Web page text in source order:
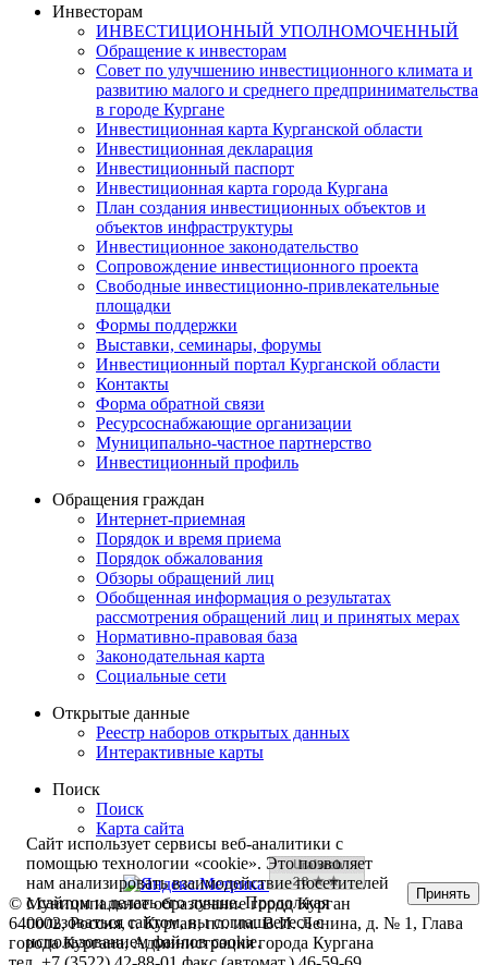
Инвесторам
ИНВЕСТИЦИОННЫЙ УПОЛНОМОЧЕННЫЙ
Обращение к инвесторам
Совет по улучшению инвестиционного климата и
развитию малого и среднего предпринимательства
в городе Кургане
Инвестиционная карта Курганской области
Инвестиционная декларация
Инвестиционный паспорт
Инвестиционная карта города Кургана
План создания инвестиционных объектов и
объектов инфраструктуры
Инвестиционное законодательство
Сопровождение инвестиционного проекта
Свободные инвестиционно-привлекательные
площадки
Формы поддержки
Выставки, семинары, форумы
Инвестиционный портал Курганской области
Контакты
Форма обратной связи
Ресурсоснабжающие организации
Муниципально-частное партнерство
Инвестиционный профиль
Обращения граждан
Интернет-приемная
Порядок и время приема
Порядок обжалования
Обзоры обращений лиц
Обобщенная информация о результатах
рассмотрения обращений лиц и принятых мерах
Нормативно-правовая база
Законодательная карта
Социальные сети
Открытые данные
Реестр наборов открытых данных
Интерактивные карты
Поиск
Поиск
Карта сайта
© Муниципальное образование город Курган
640002, Россия, г. Курган, пл. им. В.И. Ленина, д. № 1, Глава
города Кургана, Администрация города Кургана
Сайт использует сервисы веб-аналитики с
помощью технологии «cookie». Это позволяет
нам анализировать взаимодействие посетителей
с сайтом и делать его лучше. Продолжая
пользоваться сайтом, вы соглашаетесь с
использованием файлов cookie.
Принять